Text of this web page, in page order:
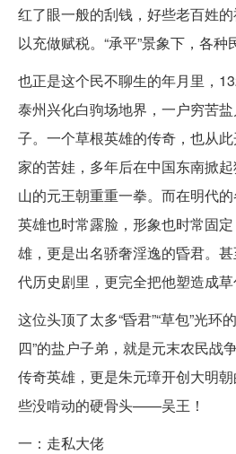
红了眼一般的刮钱，好些老百姓
以充做赋税。“承平”景象下，各种
也正是这个民不聊生的年月里，
泰州兴化白驹场地界，一户穷苦
子。一个草根英雄的传奇，也从
家的苦娃，多年后在中国东南掀
山的元王朝重重一拳。而在明代
英雄也时常露脸，形象也时常固
雄，更是出名骄奢淫逸的昏君。
代历史剧里，更完全把他塑造成草
这位头顶了太多“昏君”“草包”光环
四”的盐户子弟，就是元末农民战
传奇英雄，更是朱元璋开创大明
些没啃动的硬骨头——吴王！
一：走私大佬